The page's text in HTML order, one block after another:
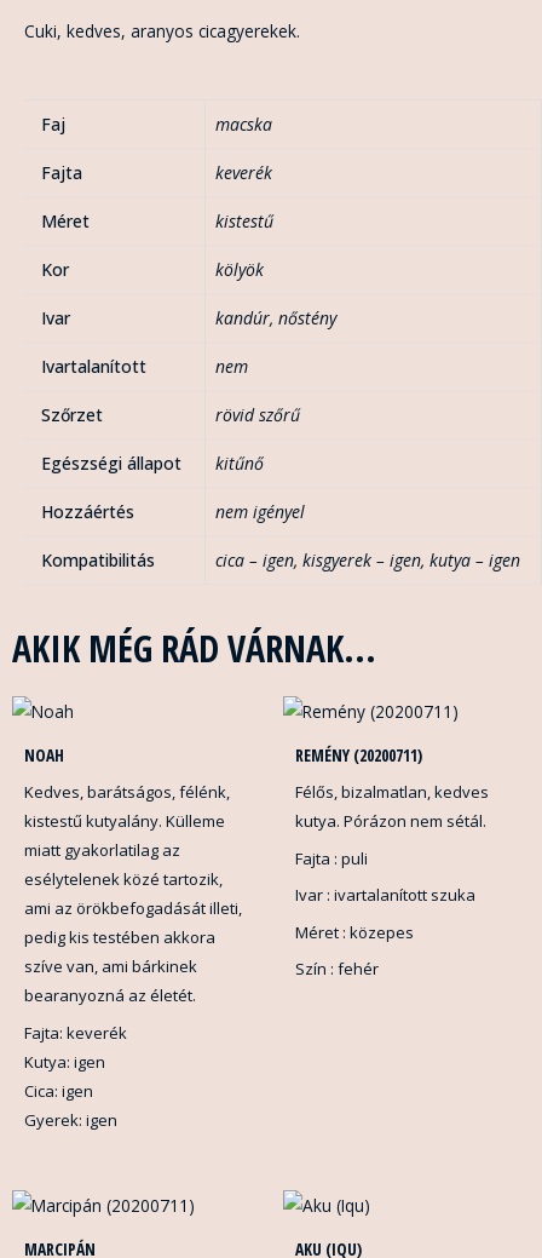
Cuki, kedves, aranyos cicagyerekek.
Faj macska
Fajta keverék
Méret kistestű
Kor kölyök
Ivar kandúr, nőstény
Ivartalanított nem
Szőrzet rövid szőrű
Egészségi állapot kitűnő
Hozzáértés nem igényel
Kompatibilitás cica – igen, kisgyerek – igen, kutya – igen
AKIK MÉG RÁD VÁRNAK...
NOAH
Kedves, barátságos, félénk,
kistestű kutyalány. Külleme
miatt gyakorlatilag az
esélytelenek közé tartozik,
ami az örökbefogadását illeti,
pedig kis testében akkora
szíve van, ami bárkinek
bearanyozná az életét.
Fajta: keverék
Kutya: igen
Cica: igen
Gyerek: igen
REMÉNY (20200711)
Félős, bizalmatlan, kedves
kutya. Pórázon nem sétál.
Fajta : puli
Ivar : ivartalanított szuka
Méret : közepes
Szín : fehér
MARCIPÁN AKU (IQU)